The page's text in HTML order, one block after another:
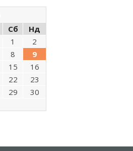
Сб
Нд
1
2
8
9
15
16
22
23
29
30